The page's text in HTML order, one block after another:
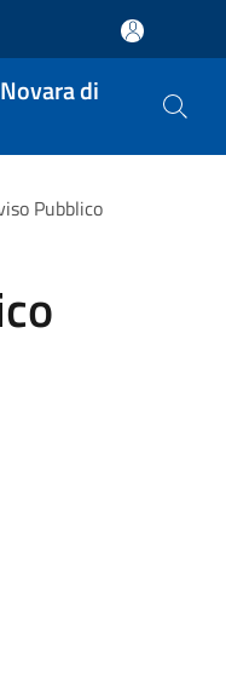
di
Pubblico